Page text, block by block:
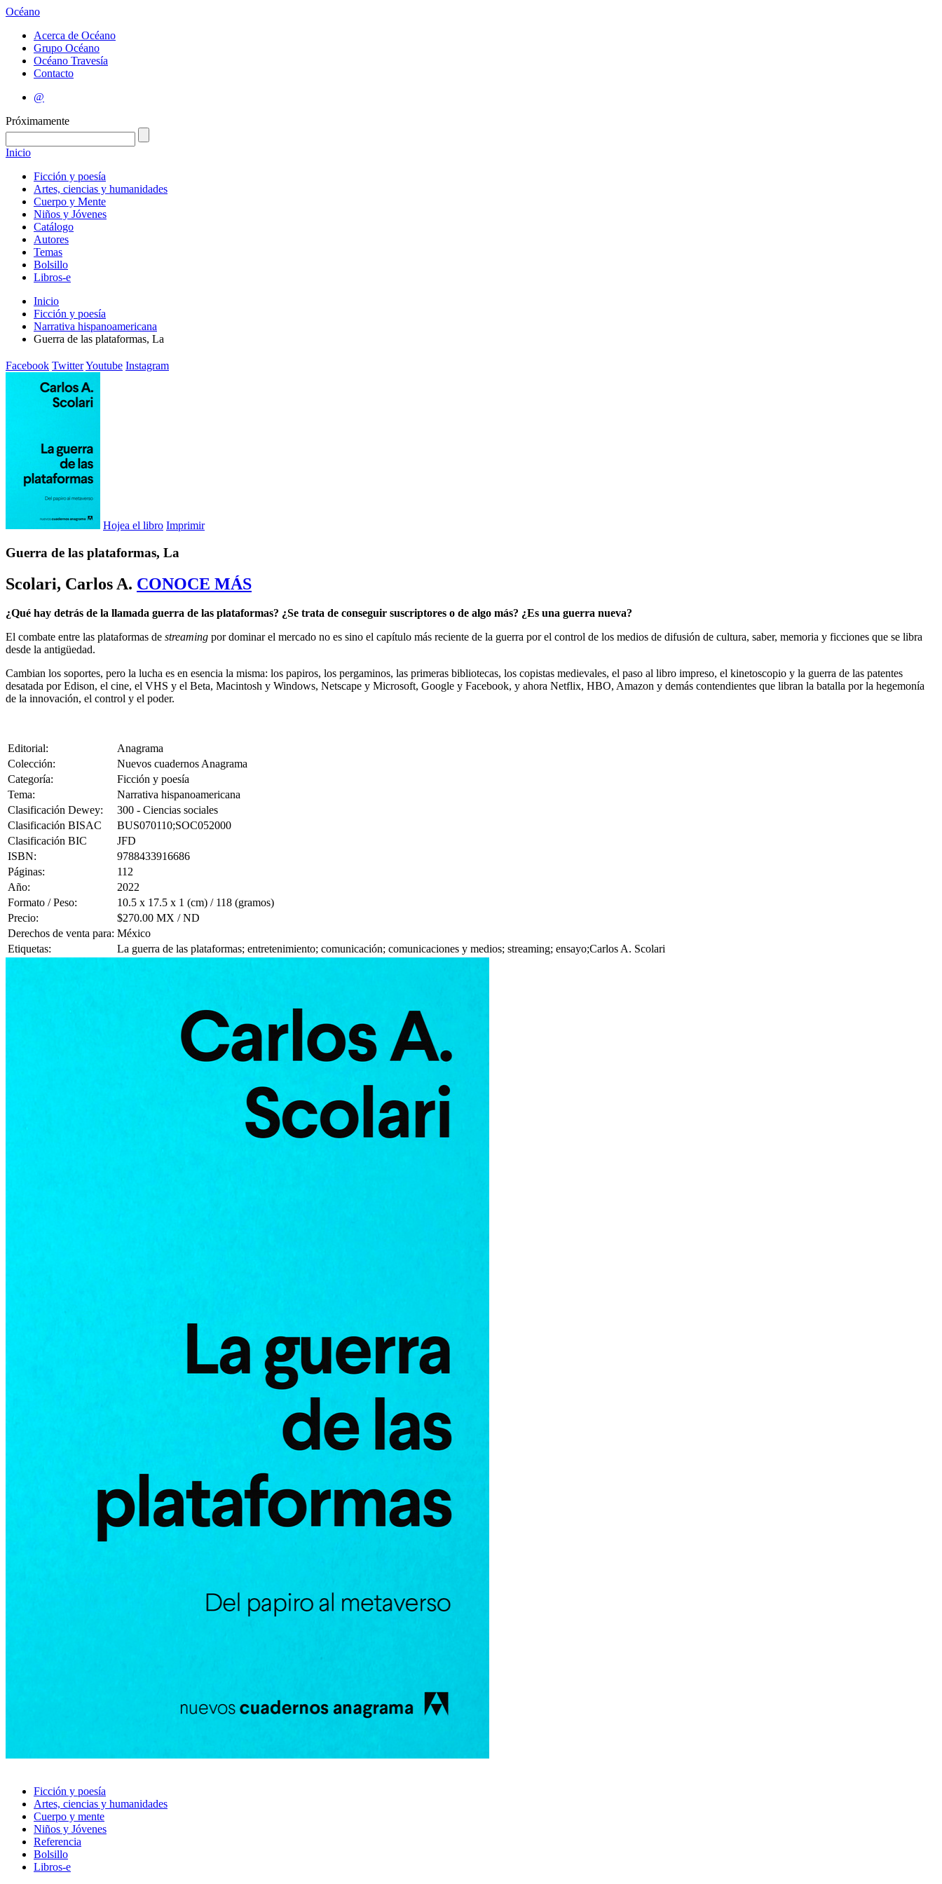
Océano
Acerca de Océano
Grupo Océano
Océano Travesía
Contacto
@
Próximamente
Inicio
Ficción y poesía
Artes, ciencias y humanidades
Cuerpo y Mente
Niños y Jóvenes
Catálogo
Autores
Temas
Bolsillo
Libros-e
Inicio
Ficción y poesía
Narrativa hispanoamericana
Guerra de las plataformas, La
Facebook TwitterYoutube Instagram
Hojea el libro Imprimir
Guerra de las plataformas, La
Scolari, Carlos A. CONOCE MÁS
¿Qué hay detrás de la llamada guerra de las plataformas? ¿Se trata de conseguir suscriptores o de algo más? ¿Es una guerra nueva?
El combate entre las plataformas de streaming por dominar el mercado no es sino el capítulo más reciente de la guerra por el control de los medios de difusión de cultura, saber, memoria y ficciones que se libra
desde la antigüedad.
Cambian los soportes, pero la lucha es en esencia la misma: los papiros, los pergaminos, las primeras bibliotecas, los copistas medievales, el paso al libro impreso, el kinetoscopio y la guerra de las patentes
desatada por Edison, el cine, el VHS y el Beta, Macintosh y Windows, Netscape y Microsoft, Google y Facebook, y ahora Netflix, HBO, Amazon y demás contendientes que libran la batalla por la hegemonía
de la innovación, el control y el poder.
Editorial:
Anagrama
Colección:
Nuevos cuadernos Anagrama
Categoría:
Ficción y poesía
Tema:
Narrativa hispanoamericana
Clasificación Dewey:
300 - Ciencias sociales
Clasificación BISAC
BUS070110;SOC052000
Clasificación BIC
JFD
ISBN:
9788433916686
Páginas:
112
Año:
2022
Formato / Peso:
10.5 x 17.5 x 1 (cm) / 118 (gramos)
Precio:
$270.00 MX / ND
Derechos de venta para: México
Etiquetas:
La guerra de las plataformas; entretenimiento; comunicación; comunicaciones y medios; streaming; ensayo;Carlos A. Scolari
Ficción y poesía
Artes, ciencias y humanidades
Cuerpo y mente
Niños y Jóvenes
Referencia
Bolsillo
Libros-e